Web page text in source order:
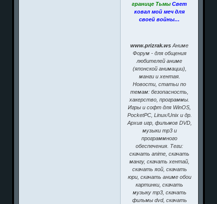
границе Тьмы Свет
ковал мой меч для
своей войны…
www.prizrak.ws Аниме
Форум - для общения
любителей аниме
(японской анимации),
манги и хентая.
Новости, статьи по
темам: безопасность,
хакерство, программы.
Игры и софт для WinOS,
PocketPC, Linux/Unix и др.
Архив игр, фильмов DVD,
музыки mp3 и
программного
обеспечения. Теги:
скачать anime, скачать
мангу, скачать хентай,
скачать яой, скачать
юри, скачать аниме обои
картинки, скачать
музыку mp3, скачать
фильмы dvd, скачать